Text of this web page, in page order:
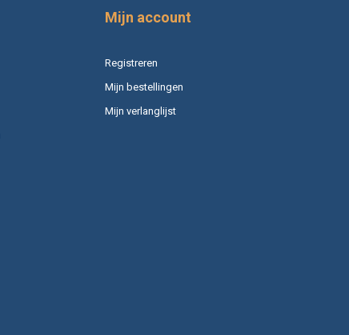
Mijn account
Registreren
Mijn bestellingen
Mijn verlanglijst